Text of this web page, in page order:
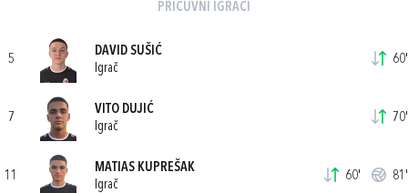
PRIČUVNI IGRAČI
5
DAVID SUŠIĆ
Igrač
60'
7
VITO DUJIĆ
Igrač
70'
11
MATIAS KUPREŠAK
Igrač
60' 81'